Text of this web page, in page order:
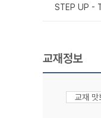
STEP UP -
교재정보
교재